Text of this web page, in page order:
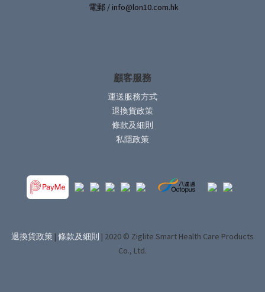
電郵 / info@lon10.com.hk
顧客服務
運送服務方式
退換貨政策
條款及細則
私隱政策
退換貨政策 | 條款及細則 | 2020 © Ziglite Smart Health Care Products
Co., Ltd.